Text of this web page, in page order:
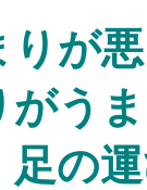
りが
がう
足の